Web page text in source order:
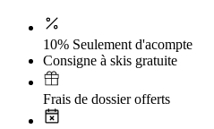
10% Seulement d'acompte
Consigne à skis gratuite
Frais de dossier offerts